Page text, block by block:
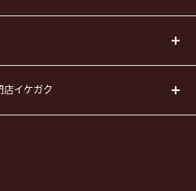
店イケガク
3-23-5 芦沢ビル2F
1392
/ 日,祝 11:00-18:00 (木曜定